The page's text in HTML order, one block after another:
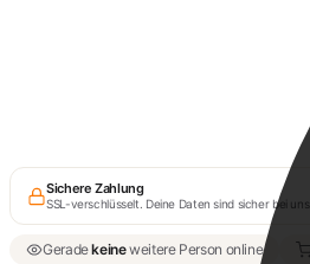
Sichere Zahlung
SSL-verschlüsselt. Deine Daten sind sicher bei uns.
Geradekeineweitere Person online